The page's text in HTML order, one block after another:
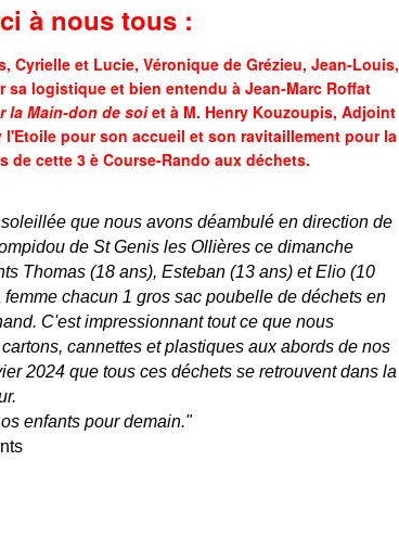
à nous tous :
Cyrielle et Lucie, Véronique de Grézieu, Jean-Louis,
sa logistique et bien entendu à Jean-Marc Roffat
la Main-don de soiet à M. Henry Kouzoupis, Adjoint
l'Etoile pour son accueil et son ravitaillement pour la
de cette 3 è Course-Rando aux déchets.
que nous avons déambulé en direction de
de St Genis les Ollières ce dimanche
Thomas (18 ans), Esteban (13 ans) et Elio (10
chacun 1 gros sac poubelle de déchets en
C'est impressionnant tout ce que nous
cannettes et plastiques aux abords de nos
2024 que tous ces déchets se retrouvent dans la
enfants pour demain."